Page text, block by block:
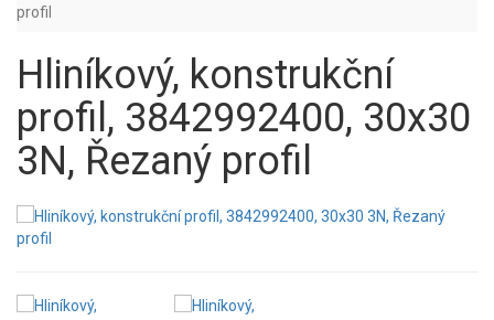
profil
Hliníkový, konstrukční
profil, 3842992400, 30x30
3N, Řezaný profil